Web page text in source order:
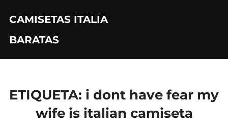
contenido
CAMISETAS ITALIA
BARATAS
ETIQUETA: i dont have fear my
wife is italian camiseta